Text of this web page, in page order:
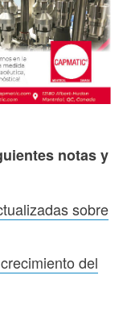
notas y
sobre
del